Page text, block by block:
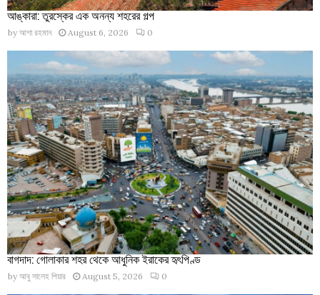
আঙ্কারা: তুরস্কের এক অনন্য শহরের গল্প
by আশা রহমান August 6, 2026 0
বাগদাদ: গোলাকার শহর থেকে আধুনিক ইরাকের হৃৎপিণ্ড
by আবু সালেহ পিয়ার August 5, 2026 0